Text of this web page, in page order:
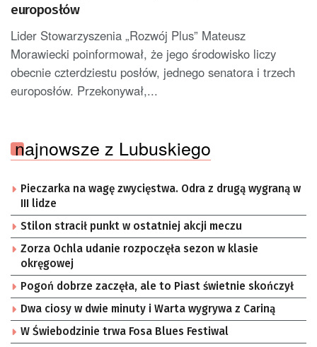
europosłów
Lider Stowarzyszenia „Rozwój Plus” Mateusz
Morawiecki poinformował, że jego środowisko liczy
obecnie czterdziestu posłów, jednego senatora i trzech
europosłów. Przekonywał,...
najnowsze z Lubuskiego
Pieczarka na wagę zwycięstwa. Odra z drugą wygraną w
III lidze
Stilon stracił punkt w ostatniej akcji meczu
Zorza Ochla udanie rozpoczęła sezon w klasie
okręgowej
Pogoń dobrze zaczęła, ale to Piast świetnie skończył
Dwa ciosy w dwie minuty i Warta wygrywa z Cariną
W Świebodzinie trwa Fosa Blues Festiwal